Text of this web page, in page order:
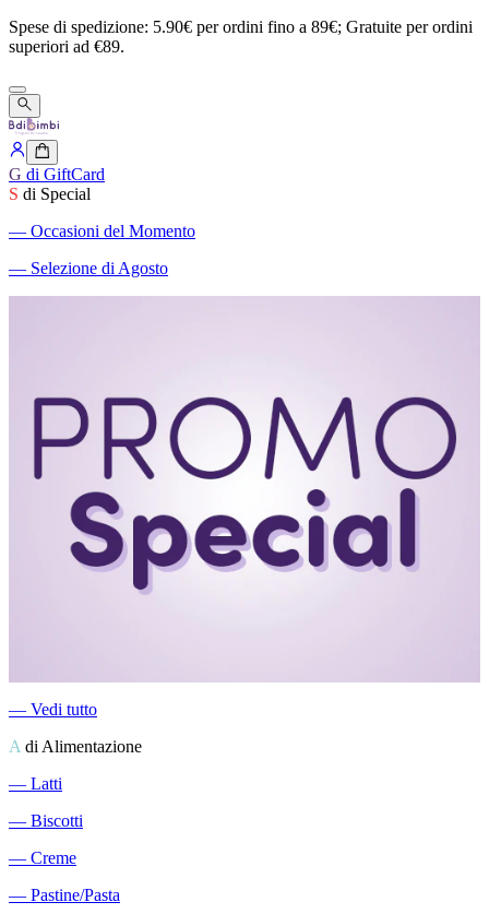
Spese di spedizione: 5.90€ perordini fino a 89€; Gratuite perordini
superiori ad €89.
G di GiftCard
S di Special
― Occasioni del Momento
― Selezione di Agosto
― Vedi tutto
A di Alimentazione
― Latti
― Biscotti
― Creme
― Pastine/Pasta